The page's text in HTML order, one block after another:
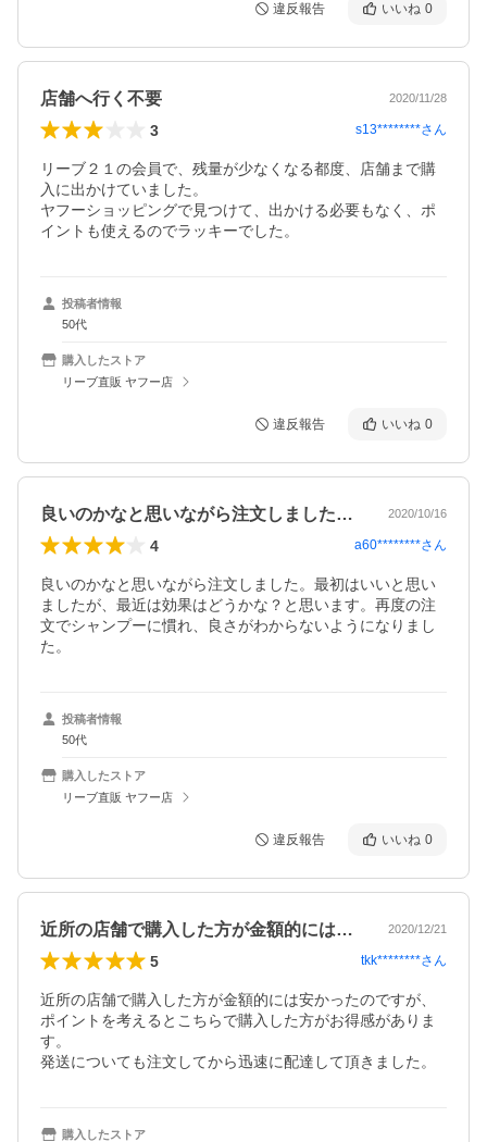
違反報告 いいね 0
店舗へ行く不要 2020/11/28
3 s13********さん
リーブ２１の会員で、残量が少なくなる都度、店舗まで購
入に出かけていました。
ヤフーショッピングで見つけて、出かける必要もなく、ポ
イントも使えるのでラッキーでした。
投稿者情報
50代
購入したストア
リーブ直販 ヤフー店
違反報告 いいね 0
良いのかなと思いながら注文しました。最… 2020/10/16
4 a60********さん
良いのかなと思いながら注文しました。最初はいいと思い
ましたが、最近は効果はどうかな？と思います。再度の注
文でシャンプーに慣れ、良さがわからないようになりまし
た。
投稿者情報
50代
購入したストア
リーブ直販 ヤフー店
違反報告 いいね 0
近所の店舗で購入した方が金額的には安か… 2020/12/21
5 tkk********さん
近所の店舗で購入した方が金額的には安かったのですが、
ポイントを考えるとこちらで購入した方がお得感がありま
す。
発送についても注文してから迅速に配達して頂きました。
購入したストア